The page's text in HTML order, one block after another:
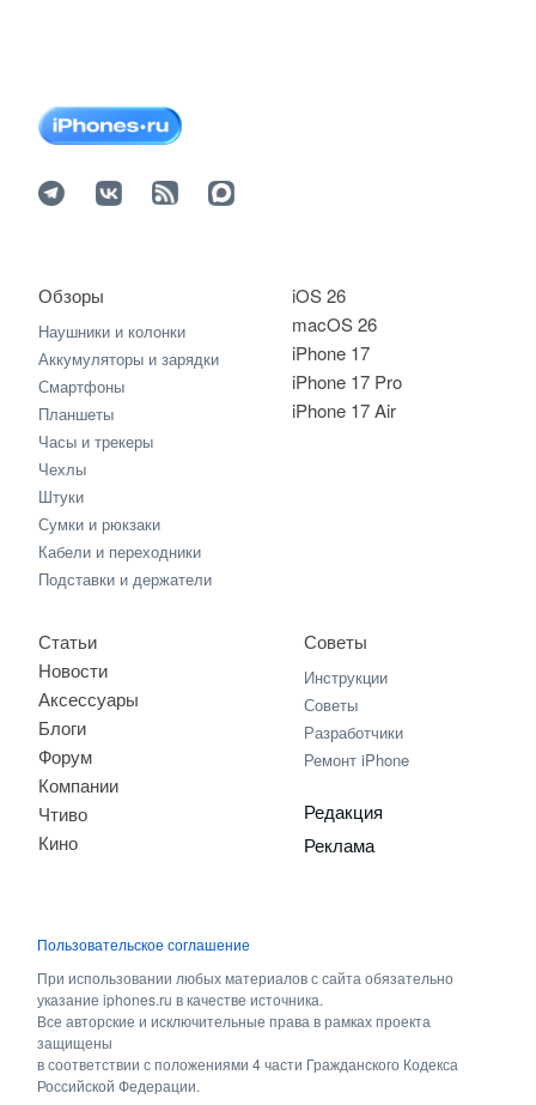
iOS 26
macOS 26
iPhone 17
iPhone 17 Pro
iPhone 17 Air
Обзоры
Наушники и колонки
Аккумуляторы и зарядки
Смартфоны
Планшеты
Часы и трекеры
Чехлы
Штуки
Сумки и рюкзаки
Кабели и переходники
Подставки и держатели
Статьи
Новости
Аксессуары
Блоги
Форум
Компании
Чтиво
Кино
Советы
Инструкции
Советы
Разработчики
Ремонт iPhone
Редакция
Реклама
Пользовательское соглашение
При использовании любых материалов с сайта обязательно
указание iphones.ru в качестве источника.
Все авторские и исключительные права в рамках проекта
защищены
в соответствии с положениями 4 части Гражданского Кодекса
Российской Федерации.